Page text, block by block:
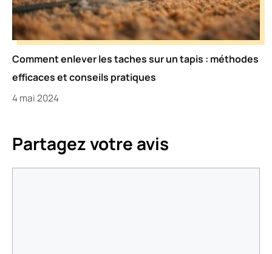
Comment enlever les taches sur un tapis : méthodes
efficaces et conseils pratiques
4 mai 2024
Partagez votre avis